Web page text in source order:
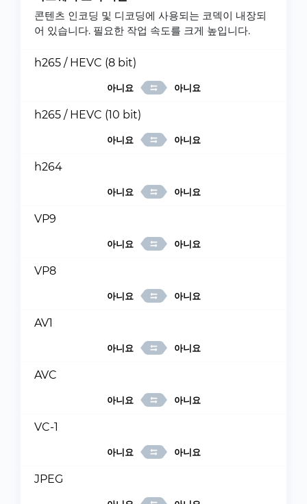
콘텐츠 인코딩 및 디코딩에 사용되는 코덱이 내장되
어 있습니다. 필요한 작업 속도를 크게 높입니다.
h265 / HEVC (8 bit)
아니요 아니요
h265 / HEVC (10 bit)
아니요 아니요
h264
아니요 아니요
VP9
아니요 아니요
VP8
아니요 아니요
AV1
아니요 아니요
AVC
아니요 아니요
VC-1
아니요 아니요
JPEG